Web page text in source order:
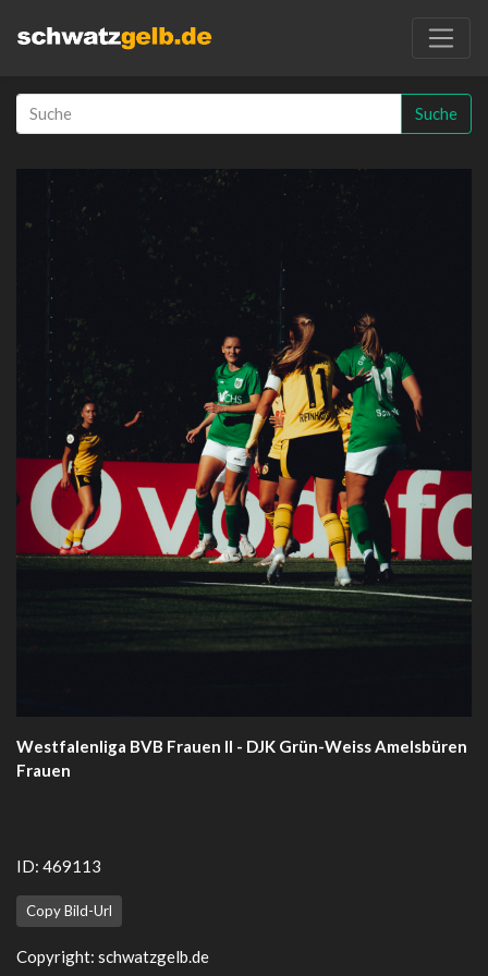
Suche
Westfalenliga BVB Frauen II - DJK Grün-Weiss Amelsbüren
Frauen
ID: 469113
Copy Bild-Url
Copyright: schwatzgelb.de